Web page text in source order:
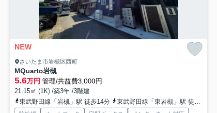
NEW
さいたま市岩槻区西町
MQuarto岩槻
5.6万円 管理/共益費3,000円
21.15㎡ (1K) /築3年 /3階建
東武野田線「岩槻」駅 徒歩14分
東武野田線「東岩槻」駅 徒歩39分